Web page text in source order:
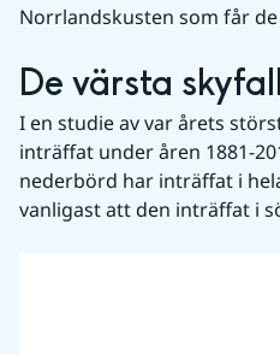
Norrlandskusten som får
De värsta
I en studie av var årets
inträffat under åren 1881-
nederbörd har inträffat i
vanligast att den inträffat i